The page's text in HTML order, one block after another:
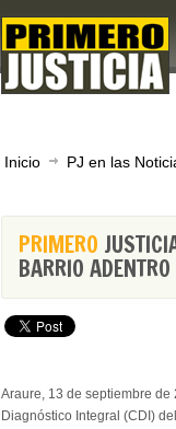
Inicio PJ en las
PRIMERO
BARRIO
Araure, 13 de septiembre
Diagnóstico Integral (CDI)